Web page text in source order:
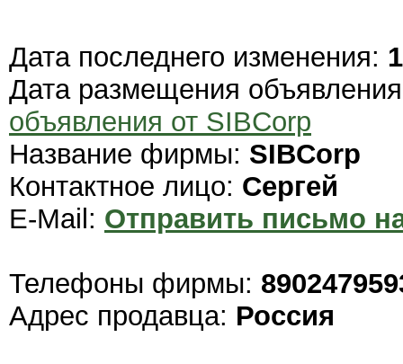
Дата последнего изменения:
Дата размещения
объявления от SIBCorp
Название фирмы: SIBCorp
Контактное лицо: Сергей
E-Mail: Отправить письмо
Телефоны фирмы:
Адрес продавца: Россия